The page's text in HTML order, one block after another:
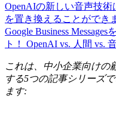
OpenAIの新しい音声技術
を置き換えることができ
Google Business
ト！ OpenAI vs. 人間 vs.
これは、中小企業向けの
する5つの記事シリーズ
ます: